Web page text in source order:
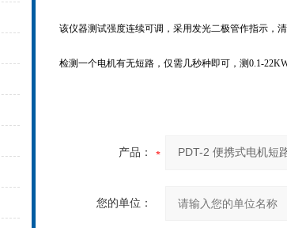
该仪器测试强度连续可调，采用发光二极管作指示，
检测一个电机有无短路，仅需几秒种即可，测0.1-
产品：
您的单位：